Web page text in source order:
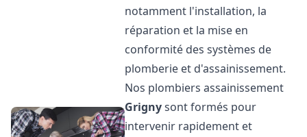
notamment l'installation, la
réparation et la mise en
conformité des systèmes de
plomberie et d'assainissement.
Nos plombiers assainissement
Grignysont formés pour
intervenir rapidement et